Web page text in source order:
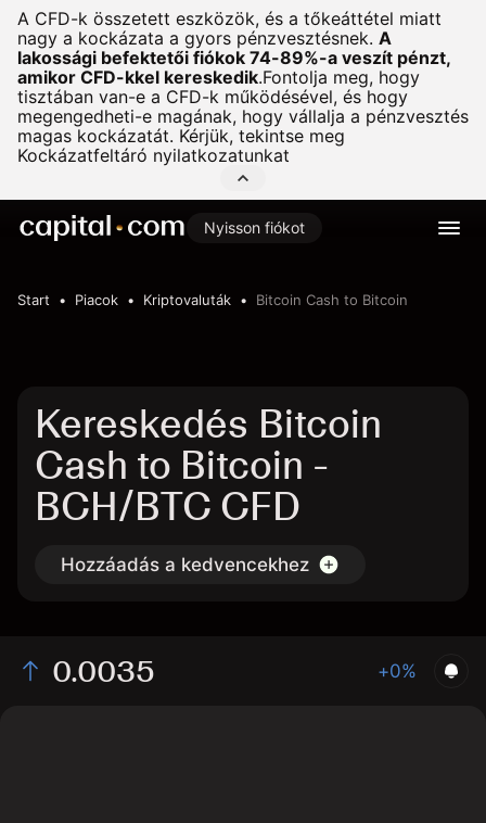
A CFD-k összetett eszközök, és a tőkeáttétel miatt
nagy a kockázata a gyors pénzvesztésnek. A
lakossági befektetői fiókok 74-89%-a veszít pénzt,
amikor CFD-kkel kereskedik.Fontolja meg, hogy
tisztában van-e a CFD-k működésével, és hogy
megengedheti-e magának, hogy vállalja a pénzvesztés
magas kockázatát. Kérjük, tekintse meg
Kockázatfeltáró nyilatkozatunkat
Nyisson fiókot
Start Piacok Kriptovaluták Bitcoin Cash to Bitcoin
Kereskedés Bitcoin
Cash to Bitcoin -
BCH/BTC CFD
Hozzáadás a kedvencekhez
0.0035 +0%